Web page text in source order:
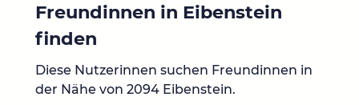
Freundinnen in Eibenstein
finden
Diese Nutzerinnen suchen Freundinnen in
der Nähe von 2094 Eibenstein.